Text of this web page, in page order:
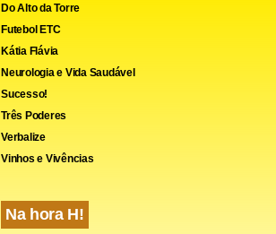
Do Alto da Torre
Futebol ETC
Kátia Flávia
Neurologia e Vida Saudável
Sucesso!
Três Poderes
Verbalize
Vinhos e Vivências
Na hora H!